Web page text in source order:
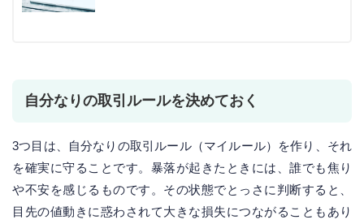
自分なりの取引ルールを決めておく
3つ目は、自分なりの取引ルール（マイルール）を作り、それ
を確実に守ることです。暴落が起きたときには、誰でも焦り
や不安を感じるものです。その状態でとっさに判断すると、
目先の値動きに惑わされて大きな損失につながることもあり